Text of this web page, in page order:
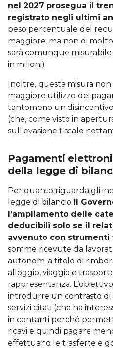
nel 2027 prosegua il
registrato negli ultimi
peso percentuale del
maggiore, ma non di
sarà comunque
in milioni).
Inoltre, questa misura
maggiore utilizzo dei
tantomeno un
(che, come visto in
sull’evasione fiscale
Pagamenti
della legge di
Per quanto riguarda gli
legge di bilancio il
l’ampliamento delle
deducibili solo se il
avvenuto con strumenti
somme ricevute da
autonomi a titolo di
alloggio, viaggio e
rappresentanza.
introdurre un contrasto di
servizi citati (che ha
in contanti perché
ricavi e quindi pagare
effettuano le trasferte e